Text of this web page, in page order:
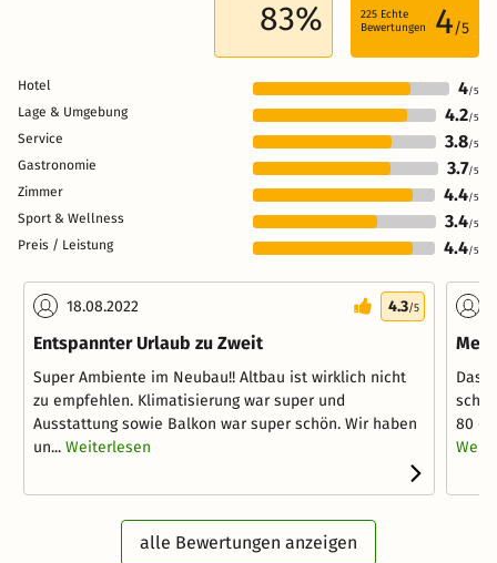
83% 225 Echte
Bewertungen
4/5
Hotel 4/5
Lage & Umgebung 4.2/5
Service 3.8/5
Gastronomie 3.7/5
Zimmer 4.4/5
Sport & Wellness 3.4/5
Preis / Leistung 4.4/5
18.08.2022 4.3/5
Entspannter Urlaub zu Zweit
Super Ambiente im Neubau!! Altbau ist wirklich nicht
zu empfehlen. Klimatisierung war super und
Ausstattung sowie Balkon war super schön. Wir haben
un... Weiterlesen
Das
80
alle Bewertungen anzeigen